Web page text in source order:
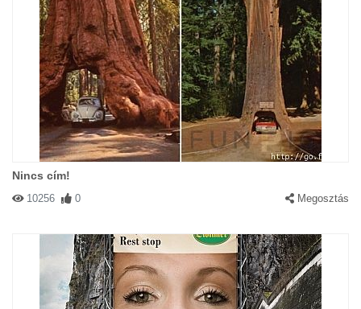
Nincs cím!
10256 0 Megosztás